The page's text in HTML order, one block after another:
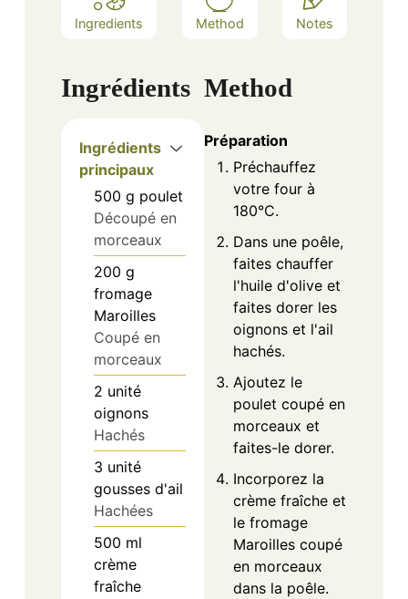
Ingredients Method Notes
Ingrédients
Ingrédients
principaux
500 g poulet
Découpé en
morceaux
200 g
fromage
Maroilles
Coupé en
morceaux
2 unité
oignons
Hachés
3 unité
gousses d'ail
Hachées
500 ml
crème
fraîche
Method
Préparation
Préchauffez
votre four à
180°C.
Dans une poêle,
faites chauffer
l'huile d'olive et
faites dorer les
oignons et l'ail
hachés.
Ajoutez le
poulet coupé en
morceaux et
faites-le dorer.
Incorporez la
crème fraîche et
le fromage
Maroilles coupé
en morceaux
dans la poêle.